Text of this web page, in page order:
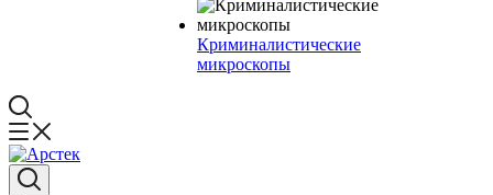
Криминалистические
микроскопы